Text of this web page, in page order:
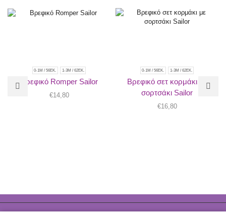
0-1M / 56ΕΚ. 1-3Μ / 62ΕΚ.
Βρεφικό Romper Sailor
€14,80
0-1M / 56ΕΚ. 1-3Μ / 62ΕΚ.
Βρεφικό σετ κορμάκι με
σορτσάκι Sailor
€16,80